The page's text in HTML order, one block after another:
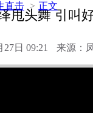
直击 > 正文
甩头舞 引叫
日 09:21 来源：